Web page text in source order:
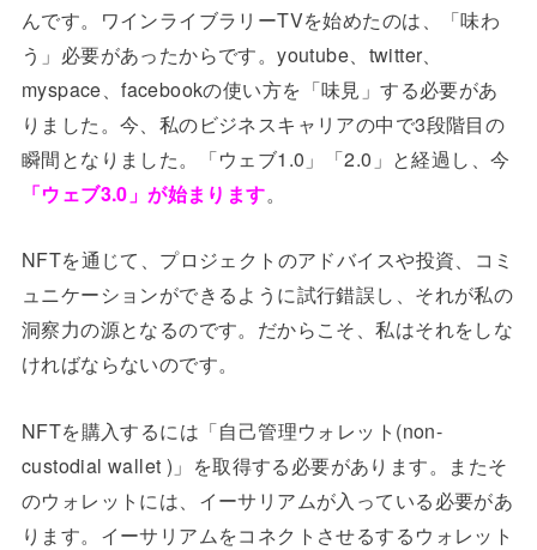
んです。ワインライブラリーTVを始めたのは、「味わ
う」必要があったからです。youtube、twitter、
myspace、facebookの使い方を「味見」する必要があ
りました。今、私のビジネスキャリアの中で3段階目の
瞬間となりました。「ウェブ1.0」「2.0」と経過し、今
「ウェブ3.0」が始まります。
NFTを通じて、プロジェクトのアドバイスや投資、コミ
ュニケーションができるように試行錯誤し、それが私の
洞察力の源となるのです。だからこそ、私はそれをしな
ければならないのです。
NFTを購入するには「自己管理ウォレット(non-
custodial wallet )」を取得する必要があります。またそ
のウォレットには、イーサリアムが入っている必要があ
ります。イーサリアムをコネクトさせるするウォレット